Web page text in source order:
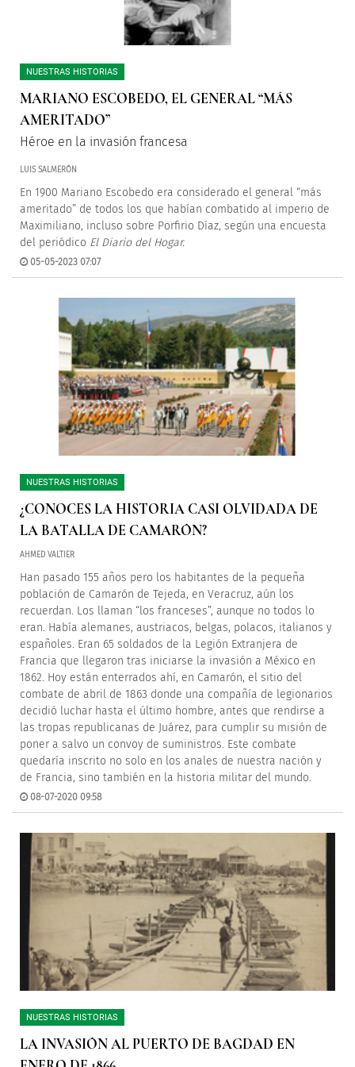
NUESTRAS HISTORIAS
MARIANO ESCOBEDO, EL GENERAL “MÁS
AMERITADO”
Héroe en la invasión francesa
LUIS SALMERÓN
En 1900 Mariano Escobedo era considerado el general “más
ameritado” de todos los que habían combatido al imperio de
Maximiliano, incluso sobre Porfirio Díaz, según una encuesta
del periódico El Diario del Hogar.
05-05-2023 07:07
NUESTRAS HISTORIAS
¿CONOCES LA HISTORIA CASI OLVIDADA DE
LA BATALLA DE CAMARÓN?
AHMED VALTIER
Han pasado 155 años pero los habitantes de la pequeña
población de Camarón de Tejeda, en Veracruz, aún los
recuerdan. Los llaman “los franceses”, aunque no todos lo
eran. Había alemanes, austriacos, belgas, polacos, italianos y
españoles. Eran 65 soldados de la Legión Extranjera de
Francia que llegaron tras iniciarse la invasión a México en
1862. Hoy están enterrados ahí, en Camarón, el sitio del
combate de abril de 1863 donde una compañía de legionarios
decidió luchar hasta el último hombre, antes que rendirse a
las tropas republicanas de Juárez, para cumplir su misión de
poner a salvo un convoy de suministros. Este combate
quedaría inscrito no solo en los anales de nuestra nación y
de Francia, sino también en la historia militar del mundo.
08-07-2020 09:58
NUESTRAS HISTORIAS
LA INVASIÓN AL PUERTO DE BAGDAD EN